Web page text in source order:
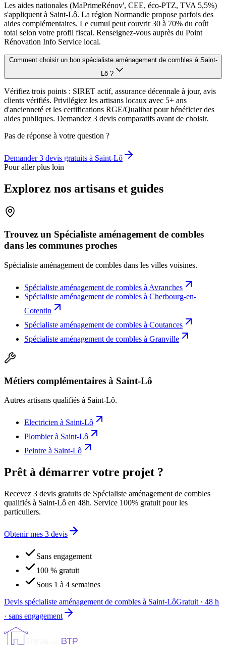
Les aides nationales (MaPrimeRénov', CEE, éco-PTZ, TVA 5,5%)
s'appliquent à Saint-Lô. La région Normandie propose parfois des
aides complémentaires. Le cumul peut couvrir 30 à 70% du coût
total selon votre profil fiscal. Renseignez-vous auprès du Point
Rénovation Info Service local.
Comment choisir un bon spécialiste aménagement de combles à Saint-
Lô ?
Vérifiez trois points : SIRET actif, assurance décennale à jour, avis
clients vérifiés. Privilégiez les artisans locaux avec 5+ ans
d'ancienneté et les certifications RGE/Qualibat pour bénéficier des
aides publiques. Demandez 3 devis comparatifs avant de choisir.
Pas de réponse à votre question ?
Demander 3 devis gratuits à Saint-Lô
Pour aller plus loin
Explorez nos artisans et guides
Trouvez un Spécialiste aménagement de combles
dans les communes proches
Spécialiste aménagement de combles dans les villes voisines.
Spécialiste aménagement de combles à Avranches
Spécialiste aménagement de combles à Cherbourg-en-
Cotentin
Spécialiste aménagement de combles à Coutances
Spécialiste aménagement de combles à Granville
Métiers complémentaires à Saint-Lô
Autres artisans qualifiés à Saint-Lô.
Electricien à Saint-Lô
Plombierà Saint-Lô
Peintre à Saint-Lô
Prêt à démarrer votre projet ?
Recevez 3 devis gratuits de Spécialiste aménagement de combles
qualifiés à Saint-Lô en 48h. Service 100% gratuit pour les
particuliers.
Obtenir mes 3 devis
Sans engagement
100 % gratuit
Sous 1 à 4 semaines
Devis spécialiste aménagement de combles à Saint-LôGratuit · 48 h
· sans engagement